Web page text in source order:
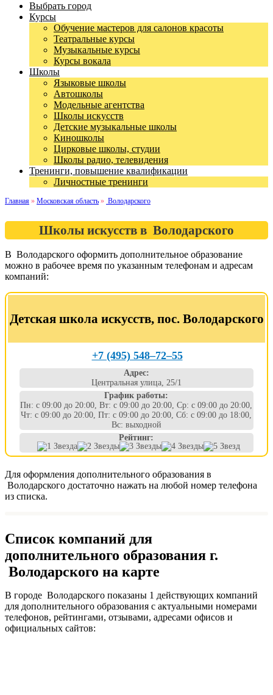
Выбрать город
Курсы
Обучение мастеров для салонов красоты
Театральные курсы
Музыкальные курсы
Курсы вокала
Школы
Языковые школы
Автошколы
Модельные агентства
Школы искусств
Детские музыкальные школы
Киношколы
Цирковые школы, студии
Школы радио, телевидения
Тренинги, повышение квалификации
Личностные тренинги
Главная » Московская область » Володарского
Школы искусств в Володарского
В Володарского оформить дополнительное образование
можно в рабочее время по указанным телефонам и адресам
компаний:
Детская школа искусств, пос. Володарского
+7 (495) 548‒72‒55
Адрес:
Центральная улица, 25/1
График работы:
Пн: с 09:00 до 20:00, Вт: с 09:00 до 20:00, Ср: с 09:00 до 20:00,
Чт: с 09:00 до 20:00, Пт: с 09:00 до 20:00, Сб: с 09:00 до 18:00,
Вс: выходной
Рейтинг:
Для оформления дополнительного образования в
Володарского достаточно нажать на любой номер телефона
из списка.
Список компаний для
дополнительного образования г.
Володарского на карте
В городе Володарского показаны 1 действующих компаний
для дополнительного образования с актуальными номерами
телефонов, рейтингами, отзывами, адресами офисов и
официальных сайтов: